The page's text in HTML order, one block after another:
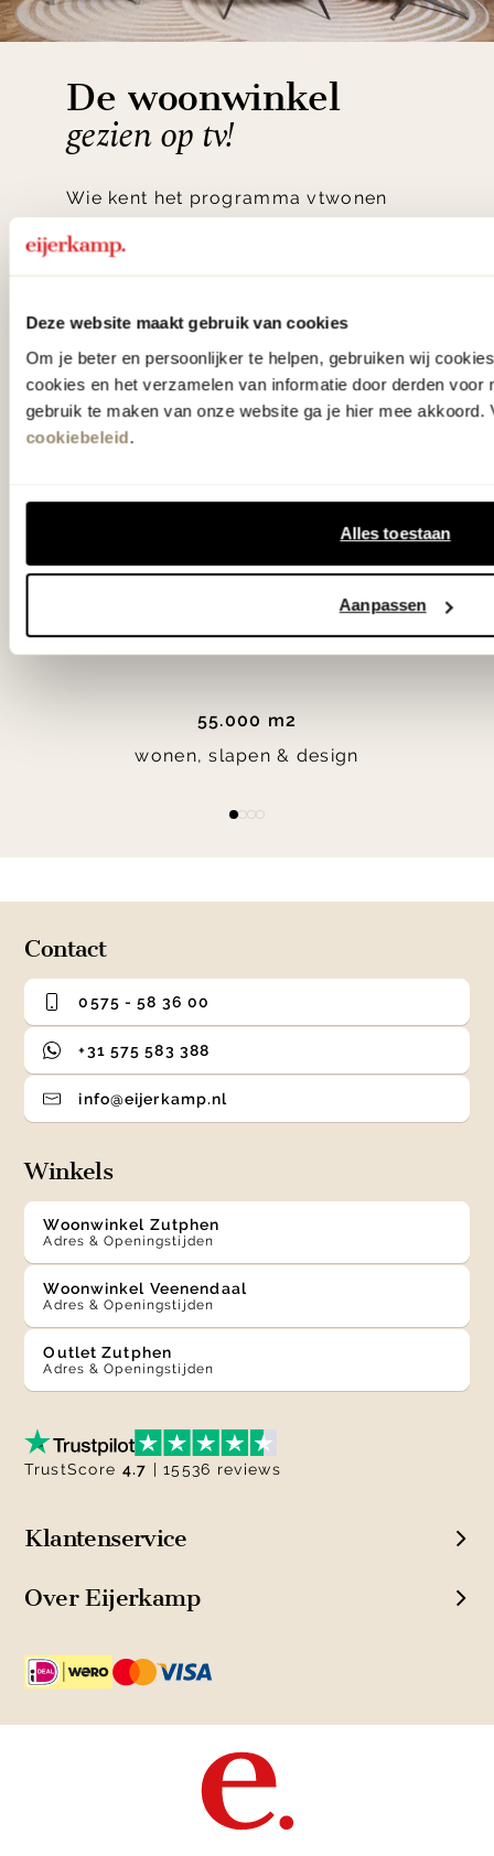
Deze website maakt gebruik van cookies
Om je beter en persoonlijker te helpen, gebruiken wij
cookies en het verzamelen van informatie door derden voor
gebruik te maken van onze website ga je hier mee akkoord.
cookiebeleid.
Alles toestaan
Aanpassen
De woonwinkel
gezien op tv!
Wie kent het programma vtwonen
'Weer verliefd op je huis' niet? We
samengesteld met de mooiste
klassiekers en de nieuwste ontwerpen
in verrassende materialen en kleuren!
bereken je route.
Woonwinkel Zutphen
55.000 m2
wonen, slapen & design
Contact
0575 - 58 36 00
+31 575 583 388
info@eijerkamp.nl
Winkels
Woonwinkel Zutphen
Adres & Openingstijden
Woonwinkel Veenendaal
Adres & Openingstijden
Outlet Zutphen
Adres & Openingstijden
Klantenservice
Over Eijerkamp
TrustScore 4.7 | 15536 reviews